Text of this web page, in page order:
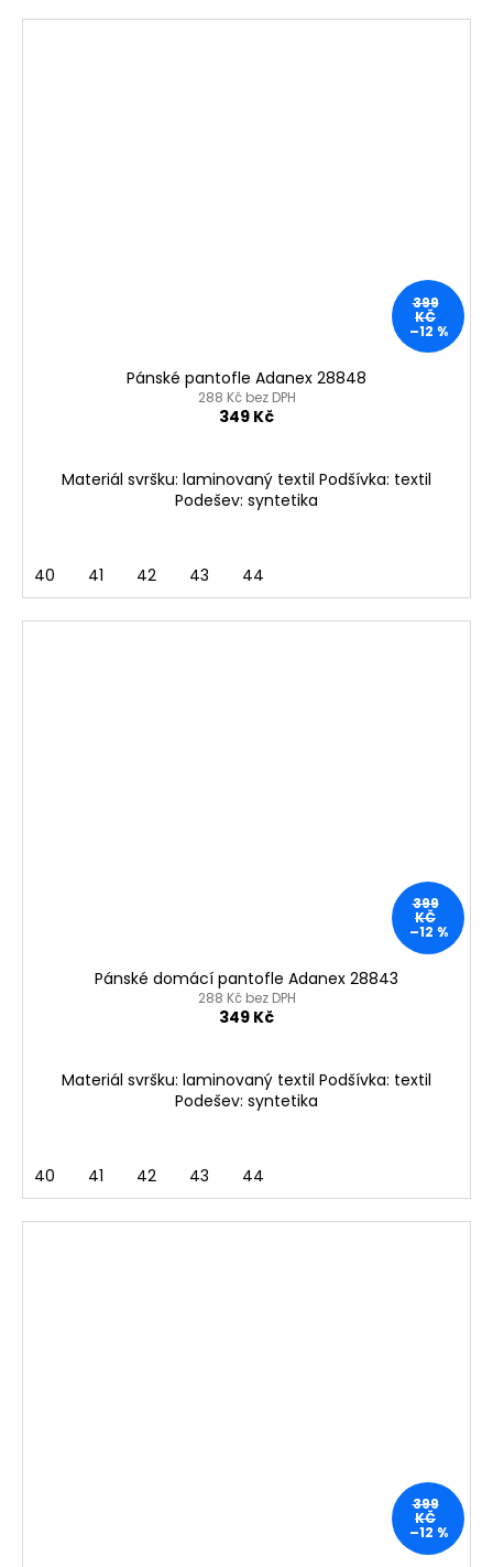
399
KČ
–12 %
Pánské pantofle Adanex 28848
288 Kč bez DPH
349 Kč
Materiál svršku: laminovaný textil Podšívka: textil
Podešev: syntetika
40 41 42 43 44
399
KČ
–12 %
Pánské domácí pantofle Adanex 28843
288 Kč bez DPH
349 Kč
Materiál svršku: laminovaný textil Podšívka: textil
Podešev: syntetika
40 41 42 43 44
399
KČ
–12 %